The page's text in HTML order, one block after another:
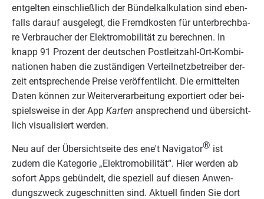
ent­gel­ten ein­schließ­lich der Bün­del­kal­ku­la­ti­on sind eben­
falls dar­auf aus­ge­legt, die Fremd­kos­ten für unter­brech­ba­
re Ver­brau­cher der Elek­tro­mo­bi­li­tät zu berech­nen. In
knapp 91 Pro­zent der deut­schen Post­leit­zahl-Ort-Kom­bi­
na­tio­nen haben die zustän­di­gen Ver­teil­netz­be­trei­ber der­
zeit ent­spre­chen­de Prei­se ver­öf­fent­licht. Die ermit­tel­ten
Daten kön­nen zur Wei­ter­ver­ar­bei­tung expor­tiert oder bei­
spiels­wei­se in der App Kar­ten anspre­chend und über­sicht­
lich visua­li­siert werden.
Neu auf der Über­sicht­sei­te des ene't Navi­ga­tor® ist
zudem die Kate­go­rie „Elek­tro­mo­bi­li­tät“. Hier wer­den ab
sofort Apps gebün­delt, die spe­zi­ell auf die­sen Anwen­
dungs­zweck zuge­schnit­ten sind. Aktu­ell fin­den Sie dort